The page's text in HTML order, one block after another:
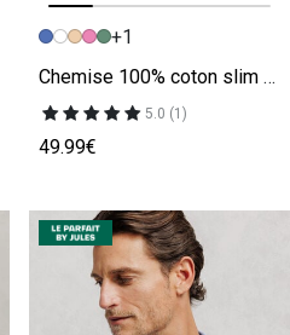
Image précédente
Image suivante
+1
Chemise 100% coton slim sans repassage unie
5.0 (1)
49.99€